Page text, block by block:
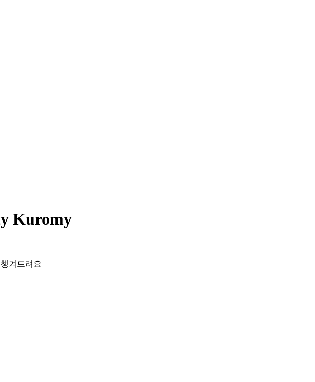
Kuromy
겨드려요